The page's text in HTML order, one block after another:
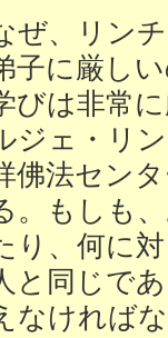
ぜ、リン
子に厳し
びは非常
ジェ・リ
佛法セン
。もしも
り、何に
と同じで
なければ